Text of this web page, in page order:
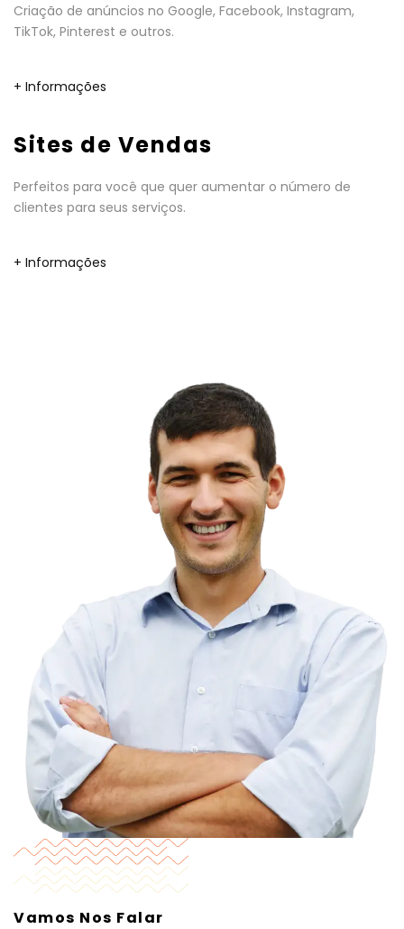
Criação de anúncios no Google, Facebook, Instagram,
TikTok, Pinterest e outros.
+ Informações
Sites de Vendas
Perfeitos para você que quer aumentar o número de
clientes para seus serviços.
+ Informações
Vamos Nos Falar